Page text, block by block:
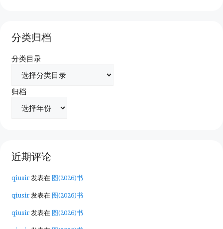
分类归档
分类目录
归档
近期评论
qiusir发表在 图(2026)书
qiusir发表在 图(2026)书
qiusir发表在 图(2026)书